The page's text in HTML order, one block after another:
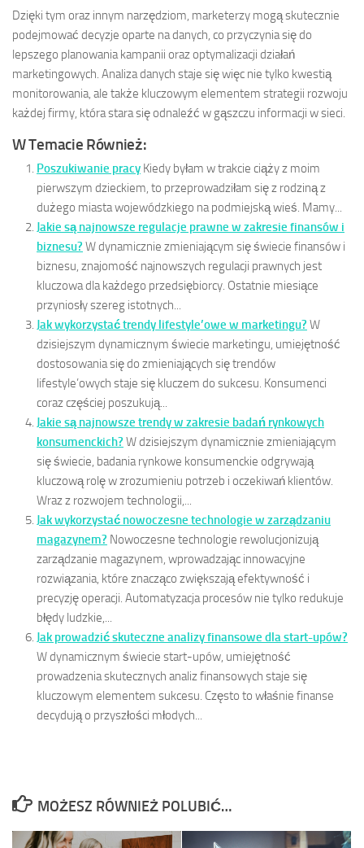
Dzięki tym oraz innym narzędziom, marketerzy mogą skutecznie
podejmować decyzje oparte na danych, co przyczynia się do
lepszego planowania kampanii oraz optymalizacji działań
marketingowych. Analiza danych staje się więc nie tylko kwestią
monitorowania, ale także kluczowym elementem strategii rozwoju
każdej firmy, która stara się odnaleźć w gąszczu informacji w sieci.
W Temacie Również:
Poszukiwanie pracy Kiedy byłam w trakcie ciąży z moim
pierwszym dzieckiem, to przeprowadziłam się z rodziną z
dużego miasta wojewódzkiego na podmiejską wieś. Mamy...
Jakie są najnowsze regulacje prawne w zakresie finansów i
biznesu? W dynamicznie zmieniającym się świecie finansów i
biznesu, znajomość najnowszych regulacji prawnych jest
kluczowa dla każdego przedsiębiorcy. Ostatnie miesiące
przyniosły szereg istotnych...
Jak wykorzystać trendy lifestyle’owe w marketingu? W
dzisiejszym dynamicznym świecie marketingu, umiejętność
dostosowania się do zmieniających się trendów
lifestyle’owych staje się kluczem do sukcesu. Konsumenci
coraz częściej poszukują...
Jakie są najnowsze trendy w zakresie badań rynkowych
konsumenckich? W dzisiejszym dynamicznie zmieniającym
się świecie, badania rynkowe konsumenckie odgrywają
kluczową rolę w zrozumieniu potrzeb i oczekiwań klientów.
Wraz z rozwojem technologii,...
Jak wykorzystać nowoczesne technologie w zarządzaniu
magazynem? Nowoczesne technologie rewolucjonizują
zarządzanie magazynem, wprowadzając innowacyjne
rozwiązania, które znacząco zwiększają efektywność i
precyzję operacji. Automatyzacja procesów nie tylko redukuje
błędy ludzkie,...
Jak prowadzić skuteczne analizy finansowe dla start-upów?
W dynamicznym świecie start-upów, umiejętność
prowadzenia skutecznych analiz finansowych staje się
kluczowym elementem sukcesu. Często to właśnie finanse
decydują o przyszłości młodych...
MOŻESZ RÓWNIEŻ POLUBIĆ…